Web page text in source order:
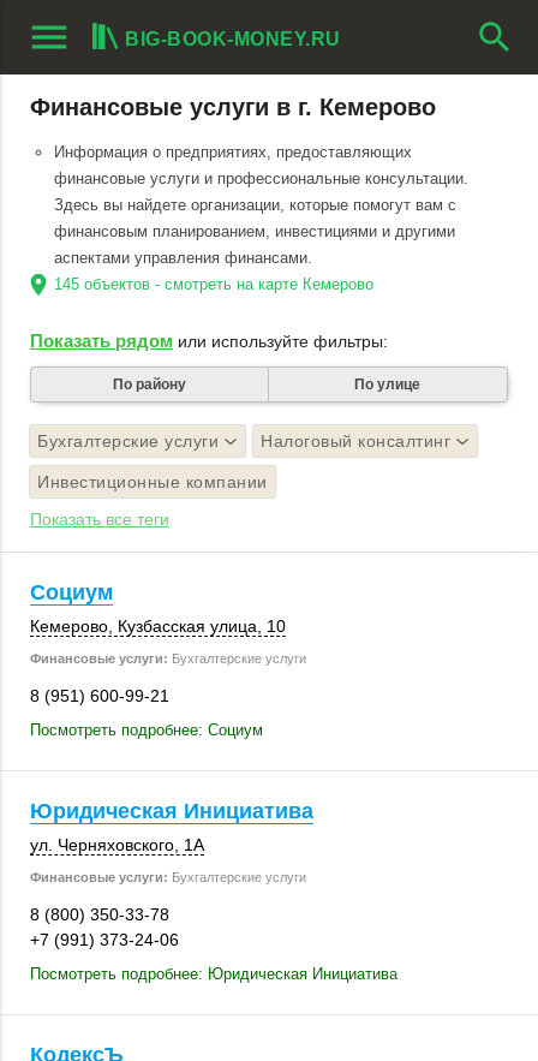
menu BIG-BOOK-MONEY.RU search
Финансовые услуги в г. Кемерово
Информация о предприятиях, предоставляющих
финансовые услуги и профессиональные консультации.
Здесь вы найдете организации, которые помогут вам с
финансовым планированием, инвестициями и другими
аспектами управления финансами.
location_on 145 объектов - смотреть на карте Кемерово
Показать рядом или используйте фильтры:
По району По улице
Бухгалтерские услуги Налоговый консалтинг
Инвестиционные компании
Показать все теги
Социум
Кемерово , Кузбасская улица, 10
Финансовые услуги: Бухгалтерские услуги
8 (951) 600-99-21
Посмотреть подробнее: Социум
Юридическая Инициатива
ул. Черняховского, 1А
Финансовые услуги: Бухгалтерские услуги
8 (800) 350-33-78
+7 (991) 373-24-06
Посмотреть подробнее: Юридическая Инициатива
КодексЪ